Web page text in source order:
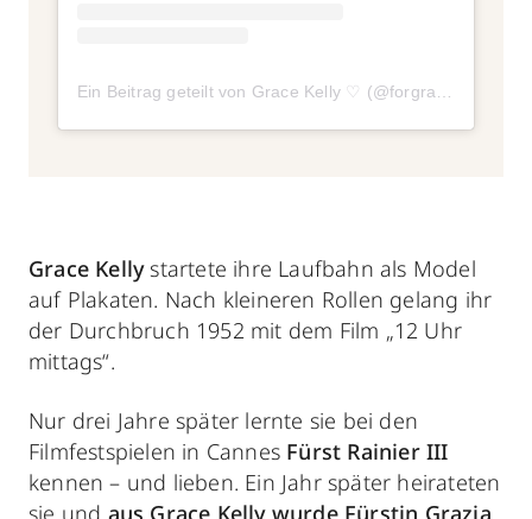
Grace Kellystartete ihre Laufbahn als Model
auf Plakaten. Nach kleineren Rollen gelang ihr
der Durchbruch 1952 mit dem Film „12 Uhr
mittags“.
Nur drei Jahre später lernte sie bei den
Filmfestspielen in Cannes Fürst Rainier III
kennen – und lieben. Ein Jahr später heirateten
sie und aus Grace Kelly wurde Fürstin Grazia